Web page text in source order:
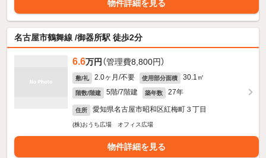
物件詳細を見る
名古屋市鶴舞線 /御器所駅 徒歩2分
6.6万円 （管理費8,800円）
敷/礼 2.0ヶ月/不要 使用部分面積 30.1㎡
階数/階建 5階/7階建 築年数 27年
住所 愛知県名古屋市昭和区紅梅町３丁目
(株)おうち広場 オフィス広場
物件詳細を見る